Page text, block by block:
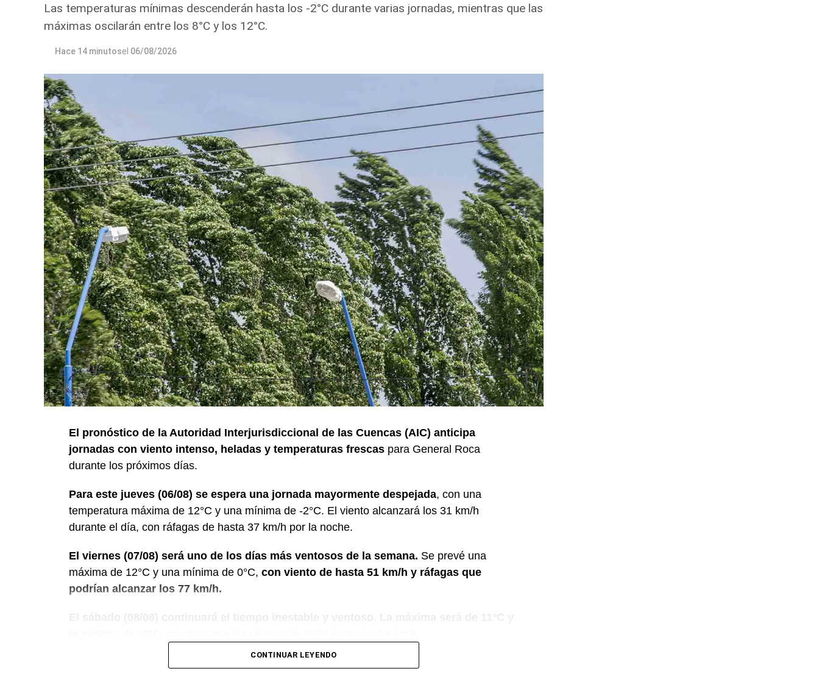
Las temperaturas mínimas descenderán hasta los -2°C durante varias jornadas, mientras que las
máximas oscilarán entre los 8°C y los 12°C.
Hace 14 minutosel 06/08/2026
El pronóstico de la Autoridad Interjurisdiccional de las Cuencas (AIC) anticipa
jornadas con viento intenso, heladas y temperaturas frescas para General Roca
durante los próximos días.
Para este jueves (06/08) se espera una jornada mayormente despejada, con una
temperatura máxima de 12°C y una mínima de -2°C. El viento alcanzará los 31 km/h
durante el día, con ráfagas de hasta 37 km/h por la noche.
El viernes (07/08) será uno de los días más ventosos de la semana. Se prevé una
máxima de 12°C y una mínima de 0°C, con viento de hasta 51 km/h y ráfagas que
podrían alcanzar los 77 km/h.
CONTINUAR LEYENDO